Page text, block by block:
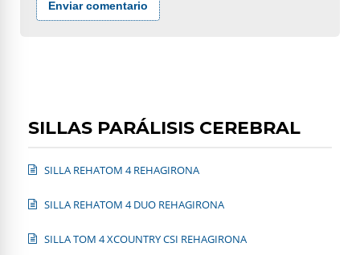
Enviar comentario
SILLAS PARÁLISIS CEREBRAL
SILLA REHATOM 4 REHAGIRONA
SILLA REHATOM 4 DUO REHAGIRONA
SILLA TOM 4 XCOUNTRY CSI REHAGIRONA